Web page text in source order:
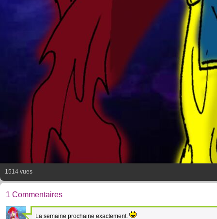
1514 vues
1 Commentaires
La semaine prochaine exactement.